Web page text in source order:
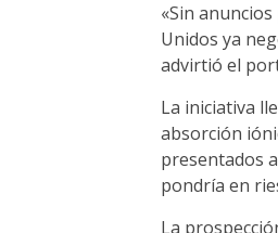
«Sin
Unidos ya
advirtió el
La iniciativa
absorción
presentados
pondría en
La